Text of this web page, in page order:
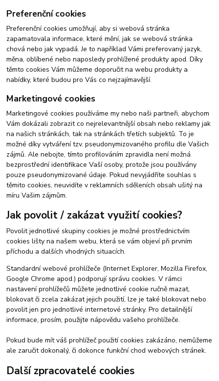
Preferenční cookies
Preferenční cookies umožňují, aby si webová stránka
zapamatovala informace, které mění, jak se webová stránka
chová nebo jak vypadá. Je to například Vámi preferovaný jazyk,
měna, oblíbené nebo naposledy prohlížené produkty apod. Díky
těmto cookies Vám můžeme doporučit na webu produkty a
nabídky, které budou pro Vás co nejzajímavější.
Marketingové cookies
Marketingové cookies používáme my nebo naši partneři, abychom
Vám dokázali zobrazit co nejrelevantnější obsah nebo reklamy jak
na našich stránkách, tak na stránkách třetích subjektů. To je
možné díky vytváření tzv. pseudonymizovaného profilu dle Vašich
zájmů. Ale nebojte, tímto profilováním zpravidla není možná
bezprostřední identifikace Vaší osoby, protože jsou používány
pouze pseudonymizované údaje. Pokud nevyjádříte souhlas s
těmito cookies, neuvidíte v reklamních sděleních obsah ušitý na
míru Vašim zájmům.
Jak povolit / zakázat využití cookies?
Povolit jednotlivé skupiny cookies je možné prostřednictvím
cookies lišty na našem webu, která se vám objeví při prvním
příchodu a dalších vhodných situacích.
Standardní webové prohlížeče (Internet Explorer, Mozilla Firefox,
Google Chrome apod.) podporují správu cookies. V rámci
nastavení prohlížečů můžete jednotlivé cookie ručně mazat,
blokovat či zcela zakázat jejich použití, lze je také blokovat nebo
povolit jen pro jednotlivé internetové stránky. Pro detailnější
informace, prosím, použijte nápovědu vašeho prohlížeče.
Pokud bude mít váš prohlížeč použití cookies zakázáno, nemůžeme
ale zaručit dokonalý, či dokonce funkční chod webových stránek.
Další zpracovatelé cookies